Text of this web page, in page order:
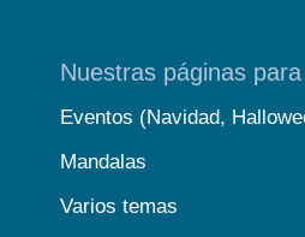
Nuestras páginas
Eventos (Navidad,
Mandalas
Varios temas